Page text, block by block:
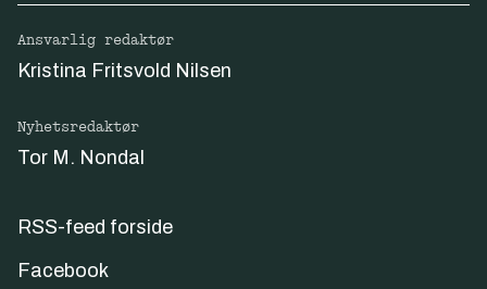
Ansvarlig redaktør
Kristina Fritsvold Nilsen
Nyhetsredaktør
Tor M. Nondal
RSS-feed forside
Facebook